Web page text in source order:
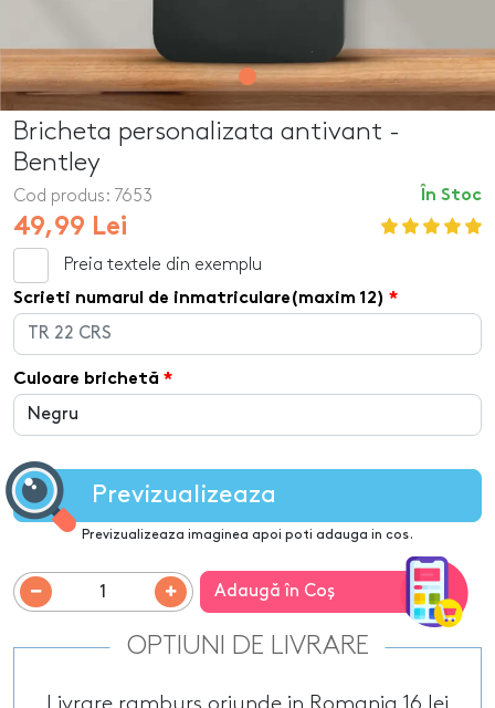
Bricheta personalizata antivant -
Bentley
În Stoc
Cod produs: 7653
49,99 Lei
Preia textele din exemplu
Scrieti numarul de inmatriculare(maxim 12)
Culoare brichetă
Previzualizeaza
Previzualizeaza imaginea apoi poti adauga in cos.
Adaugă în Coş
OPTIUNI DE LIVRARE
Livrare ramburs oriunde in Romania 16 lei